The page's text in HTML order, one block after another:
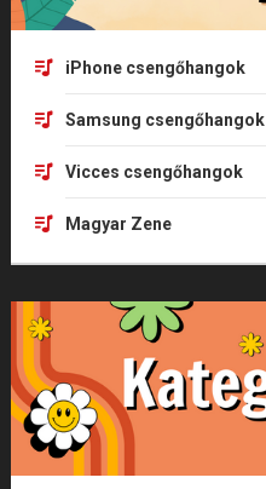
iPhone csengőhangok
Samsung csengőhangok
Vicces csengőhangok
Magyar Zene